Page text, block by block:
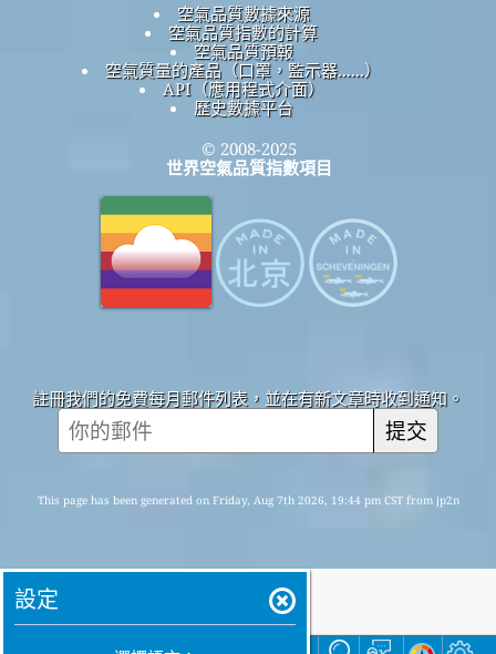
空氣品質數據來源
空氣品質指數的計算
空氣品質預報
空氣質量的產品（口罩，監示器......）
API（應用程式介面）
歷史數據平台
© 2008-2025
世界空氣品質指數項目
註冊我們的免費每月郵件列表，並在有新文章時收到通知。
提交
This page has been generated on Friday, Aug 7th 2026, 19:44 pm CST from jp2n
設定